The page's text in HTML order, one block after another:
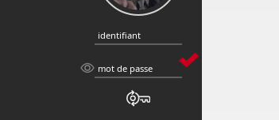
identifiant
identifiant
mot
mot de passe